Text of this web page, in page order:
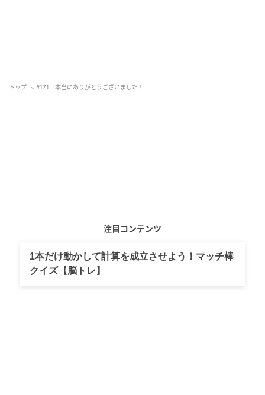
トップ #171 本当にありがとうございました！
注目コンテンツ
1本だけ動かして計算を成立させよう！マッチ棒
クイズ【脳トレ】